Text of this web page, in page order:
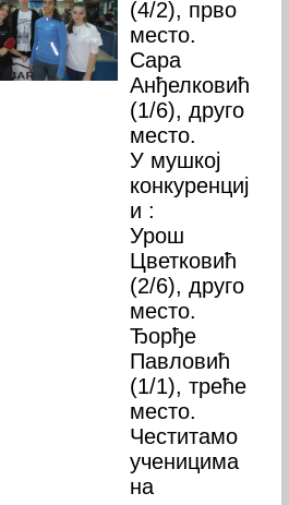
(4/2), прво
место.
Сара
Анђелковић
(1/6), друго
место.
У мушкој
конкуренциј
и :
Урош
Цветковић
(2/6), друго
место.
Ђорђе
Павловић
(1/1), треће
место.
Честитамо
ученицима
на